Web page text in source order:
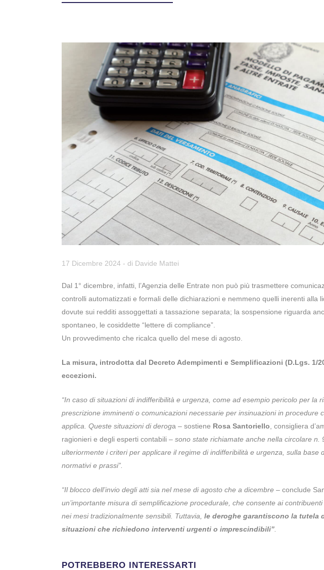
17 Dicembre 2024 - di Davide Mattei
Dal 1° dicembre, infatti, l’Agenzia delle Entrate non può più trasmettere
controlli automatizzati e formali delle dichiarazioni e nemmeno quelli inerenti alla
dovute sui redditi assoggettati a tassazione separata; la sospensione riguarda
spontaneo, le cosiddette “lettere di compliance”.
Un provvedimento che ricalca quello del mese di agosto.
La misura, introdotta dal Decreto Adempimenti e Semplificazioni (D.Lgs. 1/
eccezioni.
“In caso di situazioni di indifferibilità e urgenza, come ad esempio pericolo per la
prescrizione imminenti o comunicazioni necessarie per insinuazioni in procedure
applica. Queste situazioni di deroga – sostiene Rosa Santoriello , consigliera
ragionieri e degli esperti contabili – sono state richiamate anche nella circolare n.
ulteriormente i criteri per applicare il regime di indifferibilità e urgenza, sulla base
normativi e prassi”.
“Il blocco dell’invio degli atti sia nel mese di agosto che a dicembre – conclude
un’importante misura di semplificazione procedurale, che consente ai
nei mesi tradizionalmente sensibili. Tuttavia, le deroghe garantiscono la tutela
situazioni che richiedono interventi urgenti o imprescindibili”
POTREBBERO INTERESSARTI